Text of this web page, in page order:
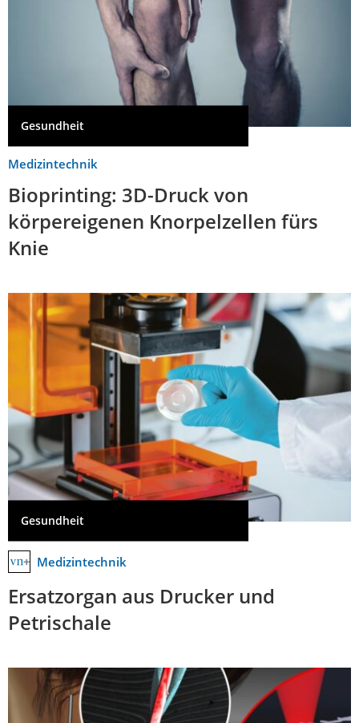
Gesundheit
Medizintechnik
Bioprinting: 3D-Druck von
körpereigenen Knorpelzellen fürs
Knie
Gesundheit
Medizintechnik
Ersatzorgan aus Drucker und
Petrischale